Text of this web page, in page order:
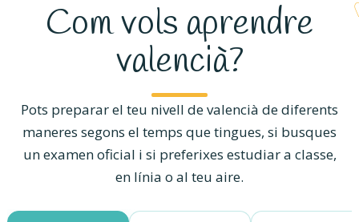
Com vols aprendre
valencià?
Pots preparar el teu nivell de valencià de diferents
maneres segons el temps que tingues, si busques
un examen oficial i si preferixes estudiar a classe,
en línia o al teu aire.